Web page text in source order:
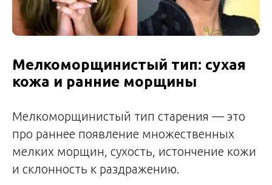
Мелкоморщинистый тип: сухая
кожа и ранние морщины
Мелкоморщинистый тип старения — это
про раннее появление множественных
мелких морщин, сухость, истончение кожи
и склонность к раздражению.